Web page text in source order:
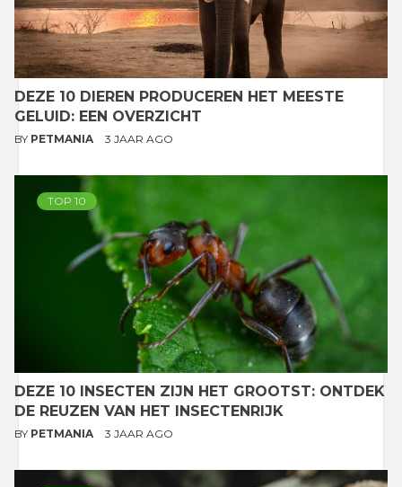
DEZE 10 DIEREN PRODUCEREN HET MEESTE
GELUID: EEN OVERZICHT
BY PETMANIA 3 JAAR AGO
TOP 10
DEZE 10 INSECTEN ZIJN HET GROOTST: ONTDEK
DE REUZEN VAN HET INSECTENRIJK
BY PETMANIA 3 JAAR AGO